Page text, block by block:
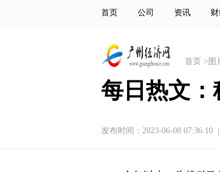
首页 公司 资讯
首页 > 图
每日热文
发布时间：2023-06-08 07:36:10